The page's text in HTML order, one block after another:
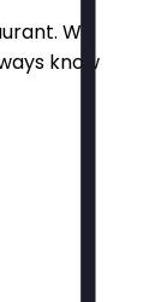
We
know